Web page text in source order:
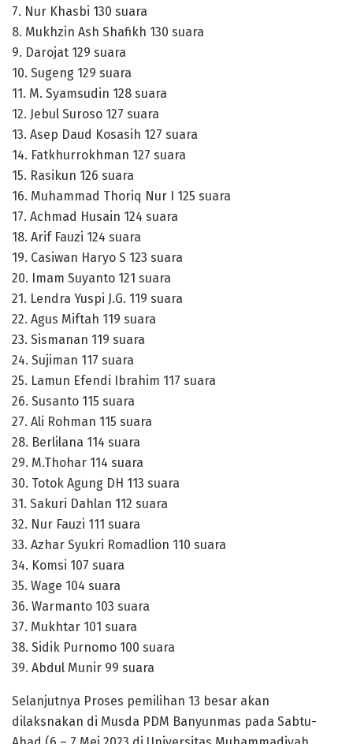
7. Nur Khasbi 130 suara
8. Mukhzin Ash Shafikh 130 suara
9. Darojat 129 suara
10. Sugeng 129 suara
11. M. Syamsudin 128 suara
12. Jebul Suroso 127 suara
13. Asep Daud Kosasih 127 suara
14. Fatkhurrokhman 127 suara
15. Rasikun 126 suara
16. Muhammad Thoriq Nur I 125 suara
17. Achmad Husain 124 suara
18. Arif Fauzi 124 suara
19. Casiwan Haryo S 123 suara
20. Imam Suyanto 121 suara
21. Lendra Yuspi J.G. 119 suara
22. Agus Miftah 119 suara
23. Sismanan 119 suara
24. Sujiman 117 suara
25. Lamun Efendi Ibrahim 117 suara
26. Susanto 115 suara
27. Ali Rohman 115 suara
28. Berlilana 114 suara
29. M.Thohar 114 suara
30. Totok Agung DH 113 suara
31. Sakuri Dahlan 112 suara
32. Nur Fauzi 111 suara
33. Azhar Syukri Romadlion 110 suara
34. Komsi 107 suara
35. Wage 104 suara
36. Warmanto 103 suara
37. Mukhtar 101 suara
38. Sidik Purnomo 100 suara
39. Abdul Munir 99 suara
Selanjutnya Proses pemilihan 13 besar akan
dilaksnakan di Musda PDM Banyunmas pada Sabtu-